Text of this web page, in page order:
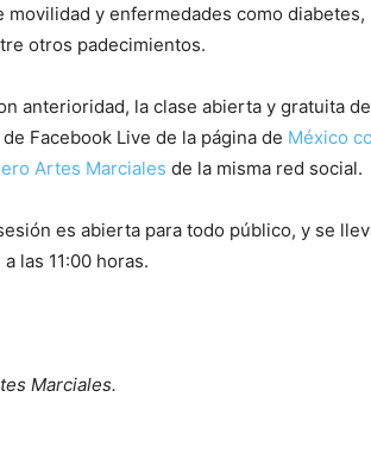
movilidad y enfermedades como
otros padecimientos.
anterioridad, la clase abierta y gratuita de
Facebook Live de la página de México
Artes Marciales de la misma red social.
es abierta para todo público, y se
las 11:00 horas.
Marciales.